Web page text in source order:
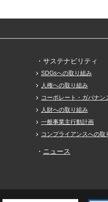
・サステナビリティ
SDGsへの取り組み
人権への取り組み
コーポレート・ガバナン
人財への取り組み
一般事業主行動計画
コンプライアンスへの取
・ ニュース